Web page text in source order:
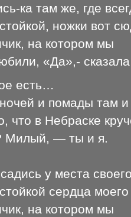
ка там же, где
ножки вот
на котором мы
«Да»,-
есть…
и помады там и
что в Небраске
Милый, — ты и я.
у места
сердца
на котором мы